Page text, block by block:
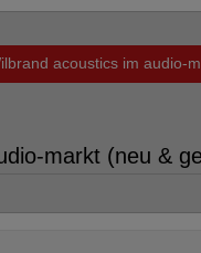
acoustics im audio-
markt (neu &